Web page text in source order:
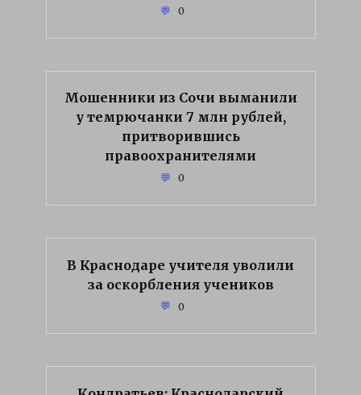
0
Мошенники из Сочи выманили
у темрючанки 7 млн рублей,
притворившись
правоохранителями
0
В Краснодаре учителя уволили
за оскорбления учеников
0